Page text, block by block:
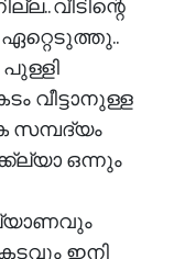
വീടിന്റെ
വീട്ടാനുള്ള
സമ്പദ്യം
ഒന്നും